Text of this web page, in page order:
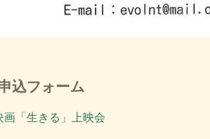
込フォーム
画「生きる」上映会